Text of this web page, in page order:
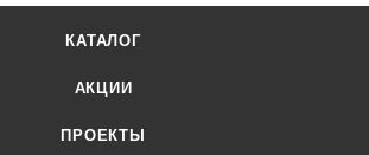
КАТАЛОГ
АКЦИИ
ПРОЕКТЫ